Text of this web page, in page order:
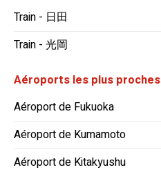
Train - 日田
Train - 光岡
Aéroports les plus proches
Aéroport de Fukuoka
Aéroport de Kumamoto
Aéroport de Kitakyushu